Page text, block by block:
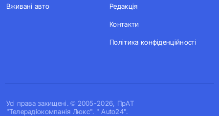
Усi права захищенi. © 2005-2026, ПрАТ
"Телерадіокомпанія Люкс". " Auto24".
Вживані авто Редакція
Контакти
Політика конфіденційності